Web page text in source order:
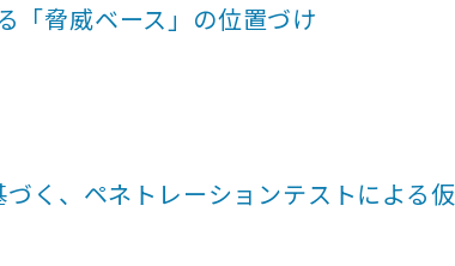
「脅威ベース」の位置づけ
く、ペネトレーションテストによる仮